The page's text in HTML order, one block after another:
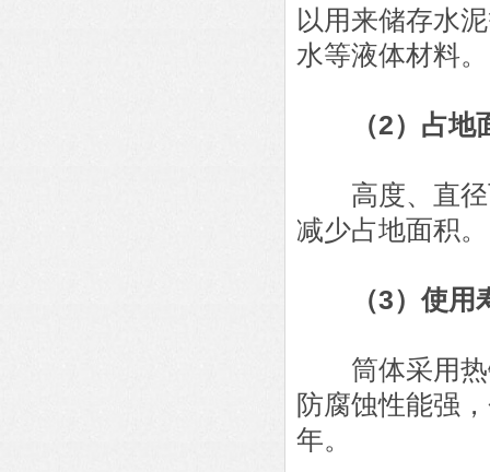
以用来储存水
水等液体材料。
（2）占地
高度、直径
减少占地面积。
（3）使用
筒体采用热
防腐蚀性能强
年。